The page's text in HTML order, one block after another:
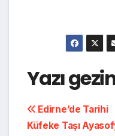
Yazı
Edirne’de Tarihi
Küfeke Taşı